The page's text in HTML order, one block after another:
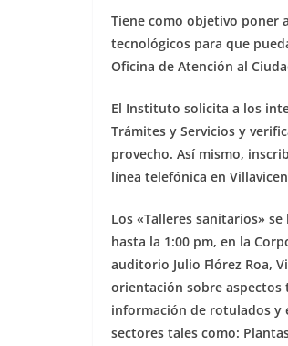
Tiene como objetivo poner
tecnológicos para que
Oficina de Atención al
El Instituto solicita a los
Trámites y Servicios y
provecho. Así mismo,
línea telefónica en
Los «Talleres sanitarios»
hasta la 1:00 pm, en la
auditorio Julio Flórez Roa,
orientación sobre aspectos
información de rotulados y
sectores tales como: